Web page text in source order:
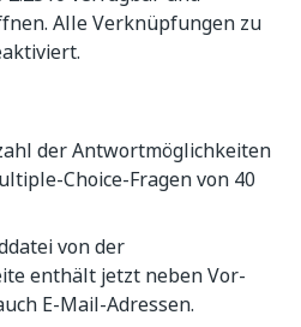
Alle Verknüpfungen zu
der Antwortmöglichkeiten
Choice-Fragen von 40
von der
enthält jetzt neben Vor-
E-Mail-Adressen.